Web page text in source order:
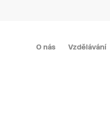
O nás Vzdělávání